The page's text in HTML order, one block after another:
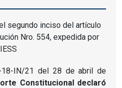
18-IN/21 del 28 de abril de
Constitucional declaró